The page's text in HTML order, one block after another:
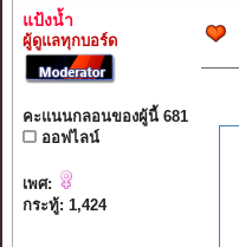
แป้งน้ำ
ผู้ดูแลทุกบอร์ด
คะแนนกลอนของผู้นี้ 681
ออฟไลน์
เพศ:
กระทู้: 1,424